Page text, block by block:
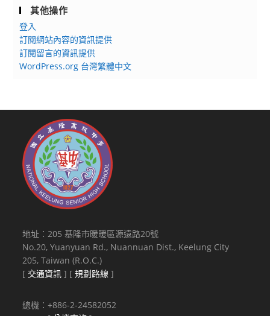
其他操作
登入
訂閱網站內容的資訊提供
訂閱留言的資訊提供
WordPress.org 台灣繁體中文
地址：205 基隆市暖暖區源遠路20號
No.20, Yuanyuan Rd., Nuannuan Dist., Keelung City
205, Taiwan (R.O.C.)
[ 交通資訊 ] [規劃路線 ]
總機：+886-2-24582052